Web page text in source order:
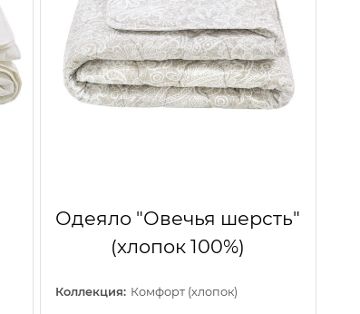
Одеяло "Овечья шерсть"
(хлопок 100%)
Коллекция: Комфорт (хлопок)